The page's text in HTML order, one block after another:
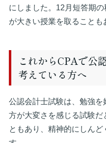
にしました。12月短答期
が大きい授業を取ることも
これからCPAで公
考えている方へ
公認会計士試験は、勉強
方が大変さを感じる試験だ
ともあり、精神的にしん